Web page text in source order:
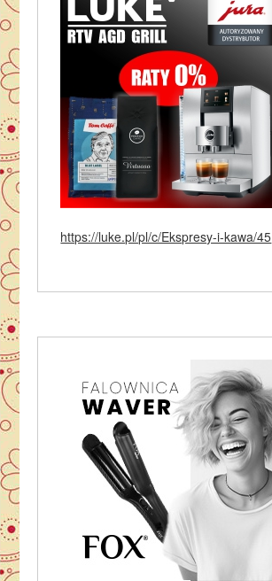
https://luke.pl/pl/c/Ekspresy-i-kawa/45